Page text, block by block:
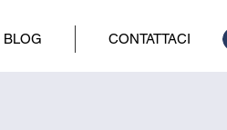
BLOG CONTATTACI